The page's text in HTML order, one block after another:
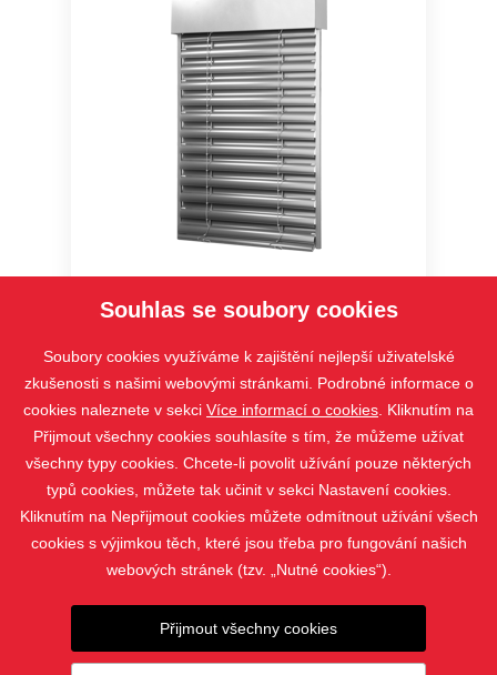
PRODUKTY
Souhlas se soubory cookies
Soubory cookies využíváme k zajištění nejlepší uživatelské
zkušenosti s našimi webovými stránkami. Podrobné informace o
cookies naleznete v sekci Více informací o cookies . Kliknutím na
Přijmout všechny cookies souhlasíte s tím, že můžeme užívat
všechny typy cookies. Chcete-li povolit užívání pouze některých
typů cookies, můžete tak učinit v sekci Nastavení cookies.
Kliknutím na Nepřijmout cookies můžete odmítnout užívání všech
cookies s výjimkou těch, které jsou třeba pro fungování našich
webových stránek (tzv. „Nutné cookies“).
Přijmout všechny cookies